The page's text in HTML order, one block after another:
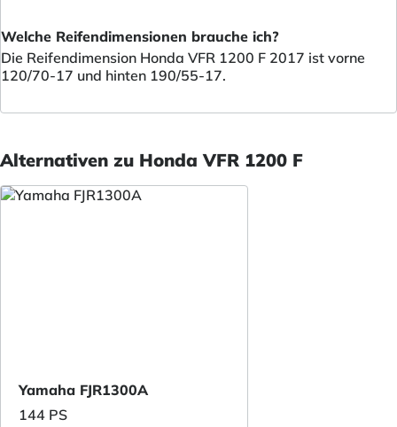
Welche Reifendimensionen brauche ich?
Die Reifendimension Honda VFR 1200 F 2017 ist vorne
120/70-17 und hinten 190/55-17.
Alternativen zu Honda VFR 1200 F
Yamaha FJR1300A
144 PS